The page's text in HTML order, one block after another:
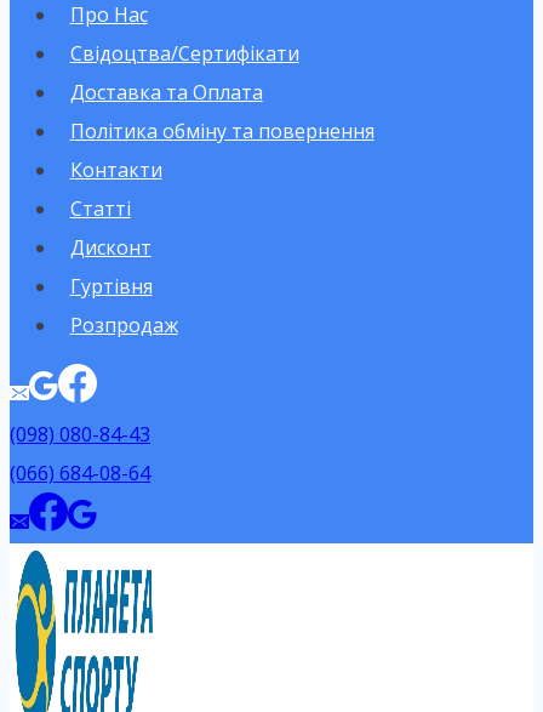
Про Нас
Свідоцтва/Сертифікати
Доставка та Оплата
Політика обміну та повернення
Контакти
Статті
Дисконт
Гуртівня
Розпродаж
(098) 080-84-43
(066) 684-08-64